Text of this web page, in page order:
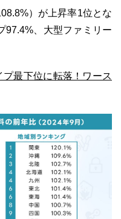
）が上昇率1位とな
97.4%、大型ファミリー
最下位に転落！ワース